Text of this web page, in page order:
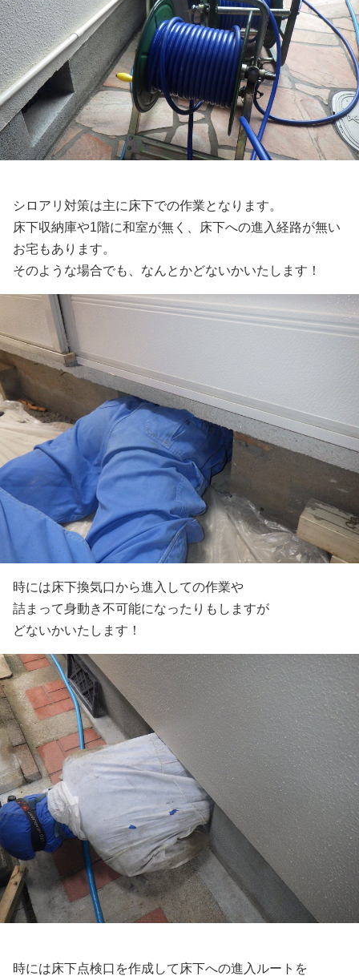
シロアリ対策は主に床下での作業となります。
床下収納庫や1階に和室が無く、床下への進入経路が無い
お宅もあります。
そのような場合でも、なんとかどないかいたします！
時には床下換気口から進入しての作業や
詰まって身動き不可能になったりもしますが
どないかいたします！
時には床下点検口を作成して床下への進入ルートを